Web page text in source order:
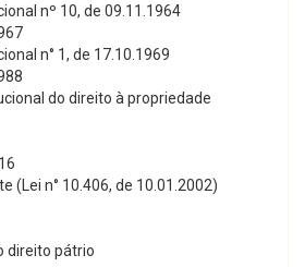
nº 10, de 09.11.1964
n° 1, de 17.10.1969
do direito à propriedade
(Lei n° 10.406, de 10.01.2002)
direito pátrio